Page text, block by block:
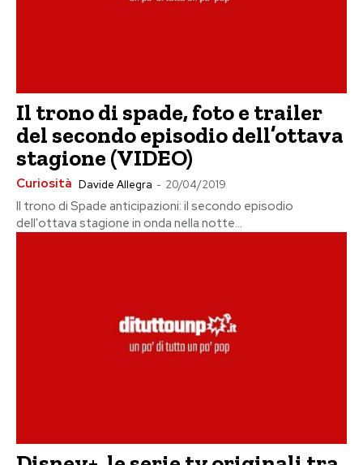
Il trono di spade, foto e trailer
del secondo episodio dell’ottava
stagione (VIDEO)
Curiosità Davide Allegra - 20/04/2019
Il trono di Spade anticipazioni: il secondo episodio
dell'ottava stagione in onda nella notte...